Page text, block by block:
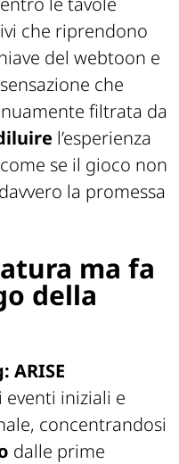
che riprendono
del webtoon e
che
filtrata da
l’esperienza
se il gioco non
la promessa
ma fa
della
ARISE
iniziali e
concentrandosi
dalle prime